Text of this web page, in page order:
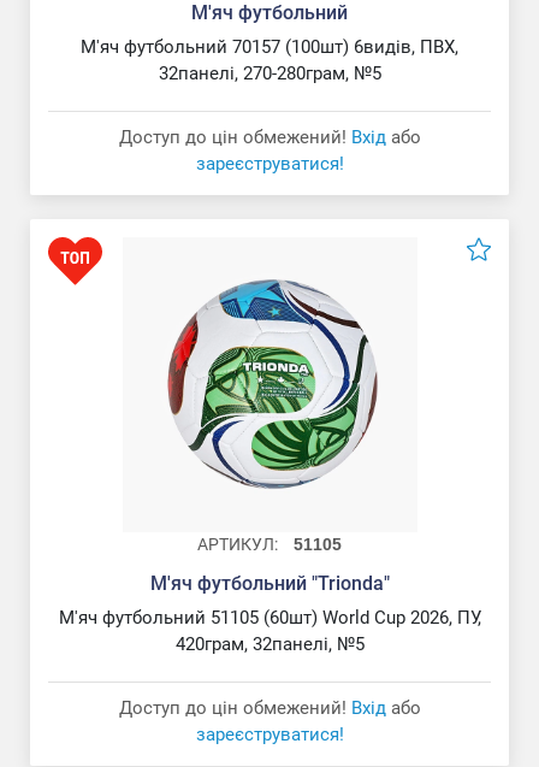
М'яч футбольний
М'яч футбольний 70157 (100шт) 6видів, ПВХ,
32панелі, 270-280грам, №5
Доступ до цін обмежений! Вхід або
зареєструватися!
АРТИКУЛ: 51105
М'яч футбольний "Trionda"
М'яч футбольний 51105 (60шт) World Cup 2026, ПУ,
420грам, 32панелі, №5
Доступ до цін обмежений! Вхід або
зареєструватися!